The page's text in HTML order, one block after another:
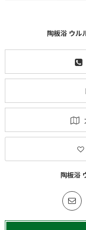
陶板浴 ウル
陶板浴